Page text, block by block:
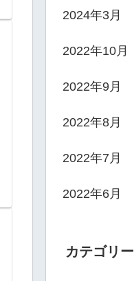
2024年3月
2022年10月
2022年9月
2022年8月
2022年7月
2022年6月
カテゴリー